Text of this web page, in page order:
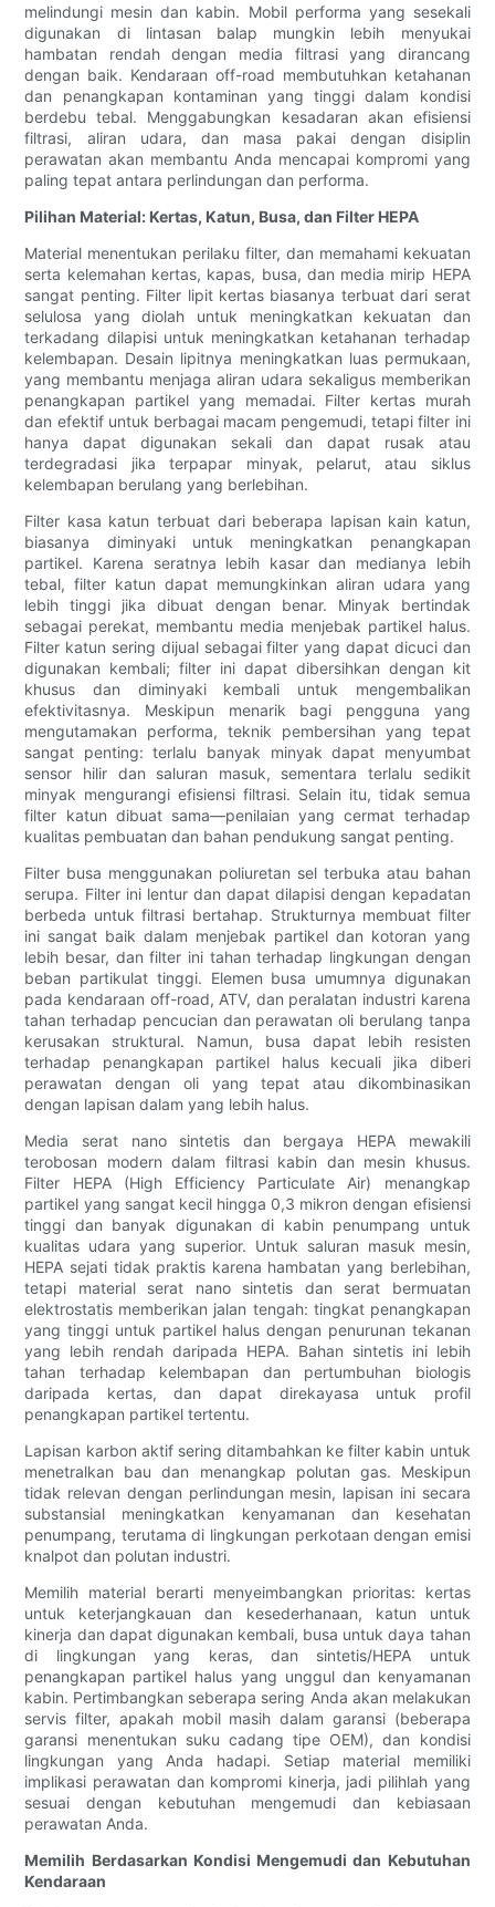
melindungi mesin dan kabin. Mobil performa yang sesekali
digunakan di lintasan balap mungkin lebih menyukai
hambatan rendah dengan media filtrasi yang dirancang
dengan baik. Kendaraan off-road membutuhkan ketahanan
dan penangkapan kontaminan yang tinggi dalam kondisi
berdebu tebal. Menggabungkan kesadaran akan efisiensi
filtrasi, aliran udara, dan masa pakai dengan disiplin
perawatan akan membantu Anda mencapai kompromi yang
paling tepat antara perlindungan dan performa.
Pilihan Material: Kertas, Katun, Busa, dan Filter HEPA
Material menentukan perilaku filter, dan memahami kekuatan
serta kelemahan kertas, kapas, busa, dan media mirip HEPA
sangat penting. Filter lipit kertas biasanya terbuat dari serat
selulosa yang diolah untuk meningkatkan kekuatan dan
terkadang dilapisi untuk meningkatkan ketahanan terhadap
kelembapan. Desain lipitnya meningkatkan luas permukaan,
yang membantu menjaga aliran udara sekaligus memberikan
penangkapan partikel yang memadai. Filter kertas murah
dan efektif untuk berbagai macam pengemudi, tetapi filter ini
hanya dapat digunakan sekali dan dapat rusak atau
terdegradasi jika terpapar minyak, pelarut, atau siklus
kelembapan berulang yang berlebihan.
Filter kasa katun terbuat dari beberapa lapisan kain katun,
biasanya diminyaki untuk meningkatkan penangkapan
partikel. Karena seratnya lebih kasar dan medianya lebih
tebal, filter katun dapat memungkinkan aliran udara yang
lebih tinggi jika dibuat dengan benar. Minyak bertindak
sebagai perekat, membantu media menjebak partikel halus.
Filter katun sering dijual sebagai filter yang dapat dicuci dan
digunakan kembali; filter ini dapat dibersihkan dengan kit
khusus dan diminyaki kembali untuk mengembalikan
efektivitasnya. Meskipun menarik bagi pengguna yang
mengutamakan performa, teknik pembersihan yang tepat
sangat penting: terlalu banyak minyak dapat menyumbat
sensor hilir dan saluran masuk, sementara terlalu sedikit
minyak mengurangi efisiensi filtrasi. Selain itu, tidak semua
filter katun dibuat sama—penilaian yang cermat terhadap
kualitas pembuatan dan bahan pendukung sangat penting.
Filter busa menggunakan poliuretan sel terbuka atau bahan
serupa. Filter ini lentur dan dapat dilapisi dengan kepadatan
berbeda untuk filtrasi bertahap. Strukturnya membuat filter
ini sangat baik dalam menjebak partikel dan kotoran yang
lebih besar, dan filter ini tahan terhadap lingkungan dengan
beban partikulat tinggi. Elemen busa umumnya digunakan
pada kendaraan off-road, ATV, dan peralatan industri karena
tahan terhadap pencucian dan perawatan oli berulang tanpa
kerusakan struktural. Namun, busa dapat lebih resisten
terhadap penangkapan partikel halus kecuali jika diberi
perawatan dengan oli yang tepat atau dikombinasikan
dengan lapisan dalam yang lebih halus.
Media serat nano sintetis dan bergaya HEPA mewakili
terobosan modern dalam filtrasi kabin dan mesin khusus.
Filter HEPA (High Efficiency Particulate Air) menangkap
partikel yang sangat kecil hingga 0,3 mikron dengan efisiensi
tinggi dan banyak digunakan di kabin penumpang untuk
kualitas udara yang superior. Untuk saluran masuk mesin,
HEPA sejati tidak praktis karena hambatan yang berlebihan,
tetapi material serat nano sintetis dan serat bermuatan
elektrostatis memberikan jalan tengah: tingkat penangkapan
yang tinggi untuk partikel halus dengan penurunan tekanan
yang lebih rendah daripada HEPA. Bahan sintetis ini lebih
tahan terhadap kelembapan dan pertumbuhan biologis
daripada kertas, dan dapat direkayasa untuk profil
penangkapan partikel tertentu.
Lapisan karbon aktif sering ditambahkan ke filter kabin untuk
menetralkan bau dan menangkap polutan gas. Meskipun
tidak relevan dengan perlindungan mesin, lapisan ini secara
substansial meningkatkan kenyamanan dan kesehatan
penumpang, terutama di lingkungan perkotaan dengan emisi
knalpot dan polutan industri.
Memilih material berarti menyeimbangkan prioritas: kertas
untuk keterjangkauan dan kesederhanaan, katun untuk
kinerja dan dapat digunakan kembali, busa untuk daya tahan
di lingkungan yang keras, dan sintetis/HEPA untuk
penangkapan partikel halus yang unggul dan kenyamanan
kabin. Pertimbangkan seberapa sering Anda akan melakukan
servis filter, apakah mobil masih dalam garansi (beberapa
garansi menentukan suku cadang tipe OEM), dan kondisi
lingkungan yang Anda hadapi. Setiap material memiliki
implikasi perawatan dan kompromi kinerja, jadi pilihlah yang
sesuai dengan kebutuhan mengemudi dan kebiasaan
perawatan Anda.
Memilih Berdasarkan Kondisi Mengemudi dan Kebutuhan
Kendaraan